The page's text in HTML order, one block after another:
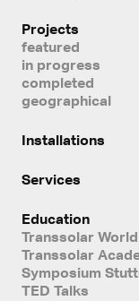
Projects
featured
in progress
completed
geographical
Installations
Services
Education
Transsolar
Transsolar
Symposium
TED Talks